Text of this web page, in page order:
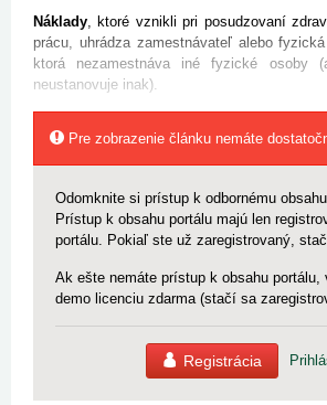
Náklady , ktoré vznikli pri posudzovaní
prácu, uhrádza zamestnávateľ alebo
ktorá nezamestnáva iné fyzické osoby
neustanovuje inak).
Pre zobrazenie článku nemáte
Odomknite si prístup k odbornému obsahu
Prístup k obsahu portálu majú len
portálu. Pokiaľ ste už zaregistrovaný,
Ak ešte nemáte prístup k obsahu portálu,
demo licenciu zdarma (stačí sa
Registrácia